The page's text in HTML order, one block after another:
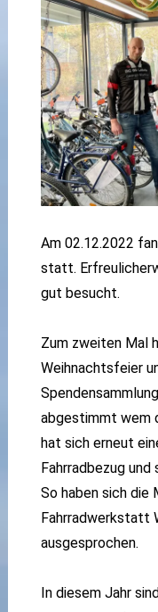
Am 02.12.2022
statt.
gut besucht.
Zum zweiten Mal
Weihnachtsfeier
abgestimmt wem
hat sich erneut
Fahrradbezug
So haben sich die
Fahrradwerkstatt
ausgesprochen.
In diesem Jahr